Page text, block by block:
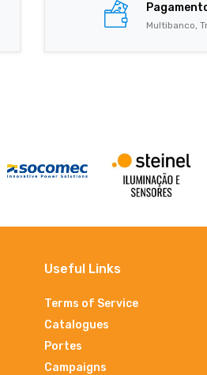
Multibanco,
Useful Links
Terms of Service
Catalogues
Portes
Campaigns